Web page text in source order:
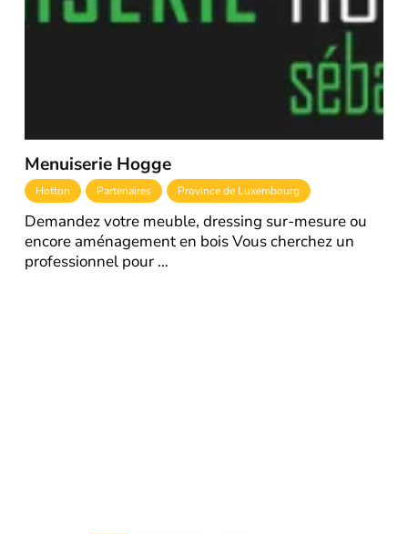
Menuiserie Hogge
Hotton Partenaires Province de Luxembourg
Demandez votre meuble, dressing sur-mesure ou
encore aménagement en bois Vous cherchez un
professionnel pour …